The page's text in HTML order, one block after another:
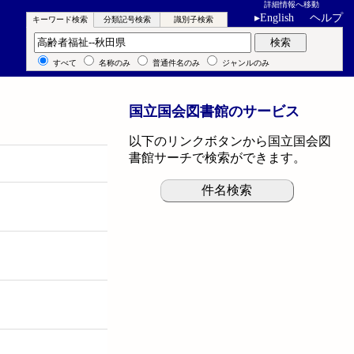
詳細情報へ移動
▸English ヘルプ
キーワード検索 分類記号検索 識別子検索
キーワード検索 検索
すべて 名称のみ 普通件名のみ ジャンルのみ
国立国会図書館のサービス
以下のリンクボタンから国立国会図
書館サーチで検索ができます。
件名検索